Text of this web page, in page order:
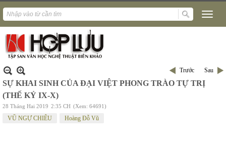
Trước Sau
SỰ KHAI SINH CỦA ĐẠI VIỆT PHONG TRÀO TỰ TRỊ
(THẾ KỶ IX-X)
28 Tháng Hai 2019 2:35 CH (Xem: 64691)
VŨ NGỰ CHIÊU Hoàng Đỗ Vũ